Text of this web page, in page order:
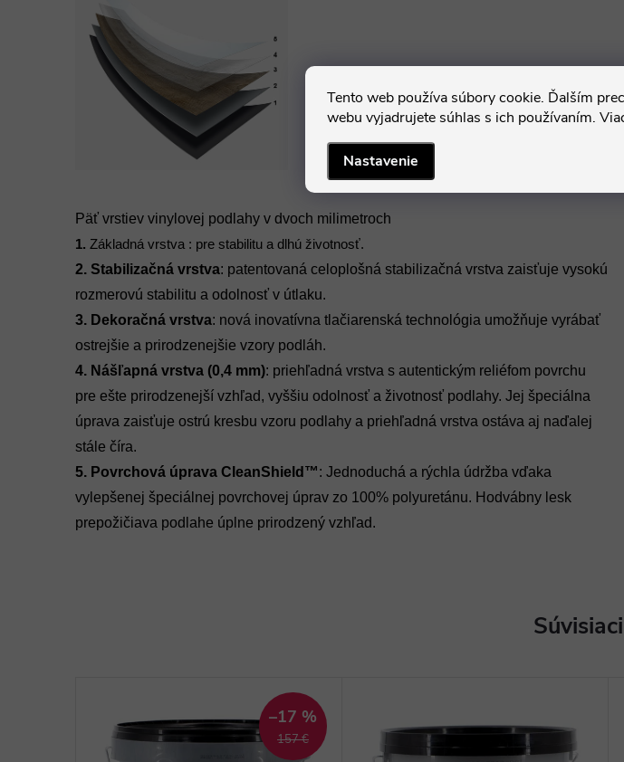
Tento web používa súbory cookie. Ďalším
webu vyjadrujete súhlas s ich používaním.
Nastavenie
Päť vrstiev vinylovej podlahy v dvoch milimetroch
1. Základná vrstva : pre stabilitu a dlhú životnosť.
2. Stabilizačná vrstva: patentovaná celoplošná stabilizačná vrstva zaisťuje vysokú
rozmerovú stabilitu a odolnosť v útlaku.
3. Dekoračná vrstva: nová inovatívna tlačiarenská technológia umožňuje vyrábať
ostrejšie a prirodzenejšie vzory podláh.
4. Nášľapná vrstva (0,4 mm): priehľadná vrstva s autentickým reliéfom povrchu
pre ešte prirodzenejší vzhľad, vyššiu odolnosť a životnosť podlahy. Jej špeciálna
úprava zaisťuje ostrú kresbu vzoru podlahy a priehľadná vrstva ostáva aj naďalej
stále číra.
5. Povrchová úprava CleanShield™: Jednoduchá a rýchla údržba vďaka
vylepšenej špeciálnej povrchovej úprav zo 100% polyuretánu. Hodvábny lesk
prepožičiava podlahe úplne prirodzený vzhľad.
157 €
–17 %